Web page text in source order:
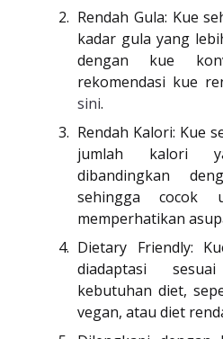
Rendah Gula: Kue
kadar gula yang
dengan kue
rekomendasi kue
sini.
Rendah Kalori: Kue
jumlah kalori
dibandingkan
sehingga cocok
memperhatikan
Dietary Friendly:
diadaptasi
kebutuhan diet,
vegan, atau diet